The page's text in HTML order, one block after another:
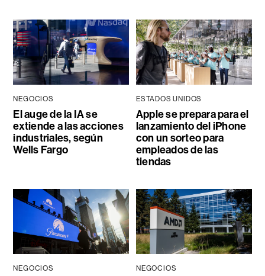
NEGOCIOS
El auge de la IA se
extiende a las acciones
industriales, según
Wells Fargo
ESTADOS UNIDOS
Apple se prepara para el
lanzamiento del iPhone
con un sorteo para
empleados de las
tiendas
NEGOCIOS NEGOCIOS